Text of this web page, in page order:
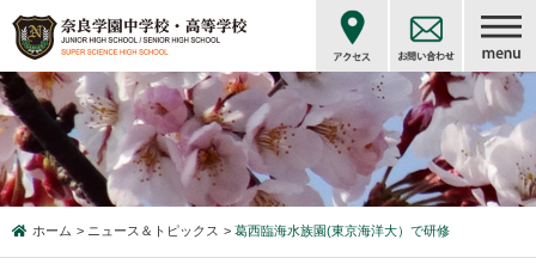
ホーム ニュース＆トピックス 葛西臨海水族園(東京海洋大）で研修